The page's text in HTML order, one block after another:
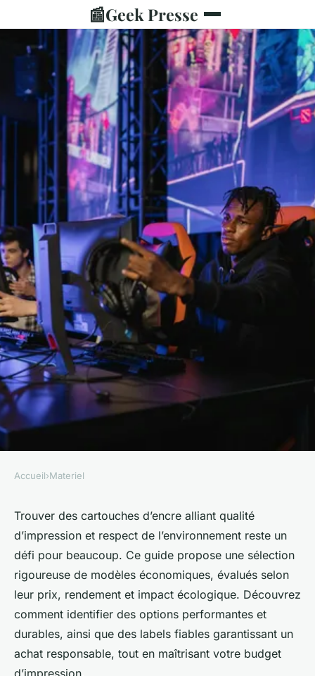
📰Geek Presse
Top choix de cartouches
d'encre abordables alliant
qualité et écologie
Emy •19 octobre 2025•5 min de lecture
Accueil›Materiel
Trouver des cartouches d’encre alliant qualité
d’impression et respect de l’environnement reste un
défi pour beaucoup. Ce guide propose une sélection
rigoureuse de modèles économiques, évalués selon
leur prix, rendement et impact écologique. Découvrez
comment identifier des options performantes et
durables, ainsi que des labels fiables garantissant un
achat responsable, tout en maîtrisant votre budget
d’impression.